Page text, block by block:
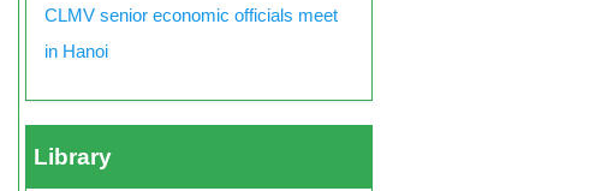
CLMV senior economic officials meet
in Hanoi
Library